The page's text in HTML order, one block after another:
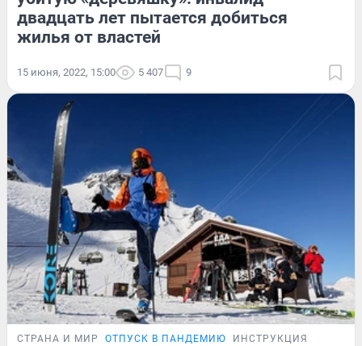
двадцать лет пытается добиться
жилья от властей
15 июня, 2022, 15:00 5 407 9
СТРАНА И МИР ОТПУСК В ПАНДЕМИЮ ИНСТРУКЦИЯ